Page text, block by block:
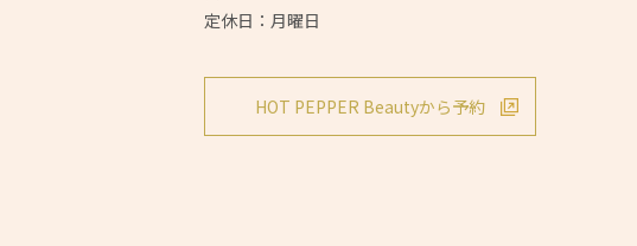
定休日：月曜日
HOT PEPPER Beautyから予約